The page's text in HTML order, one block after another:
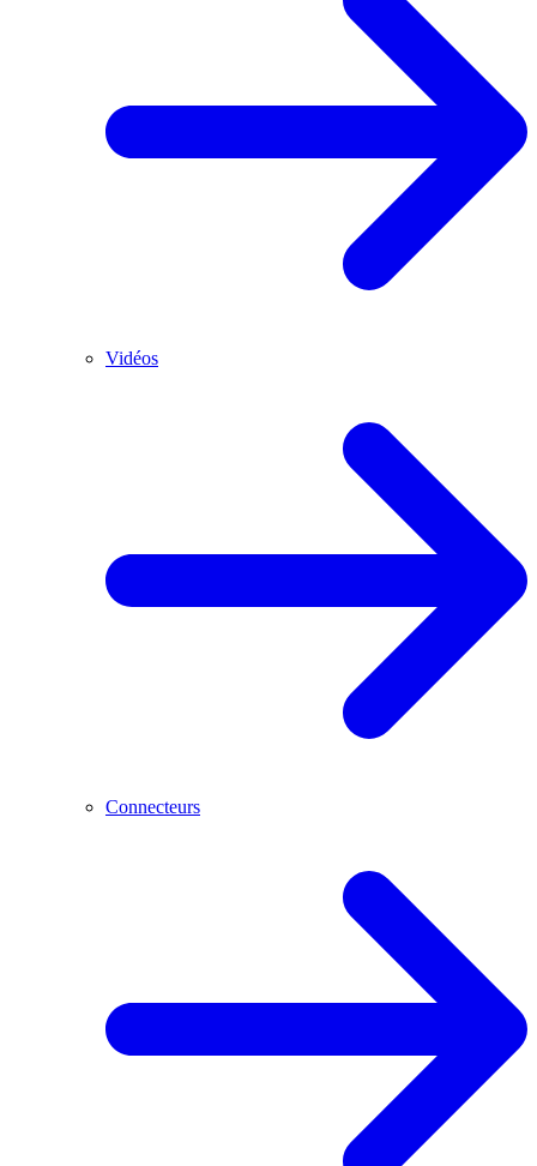
Vidéos
Connecteurs